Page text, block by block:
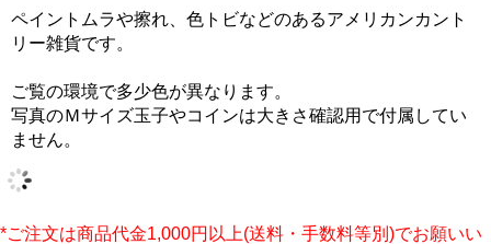
ペイントムラや擦れ、色トビなどのあるアメリカンカント
リー雑貨です。
ご覧の環境で多少色が異なります。
写真のＭサイズ玉子やコインは大きさ確認用で付属してい
ません。
*ご注文は商品代金1,000円以上(送料・手数料等別)でお願いい